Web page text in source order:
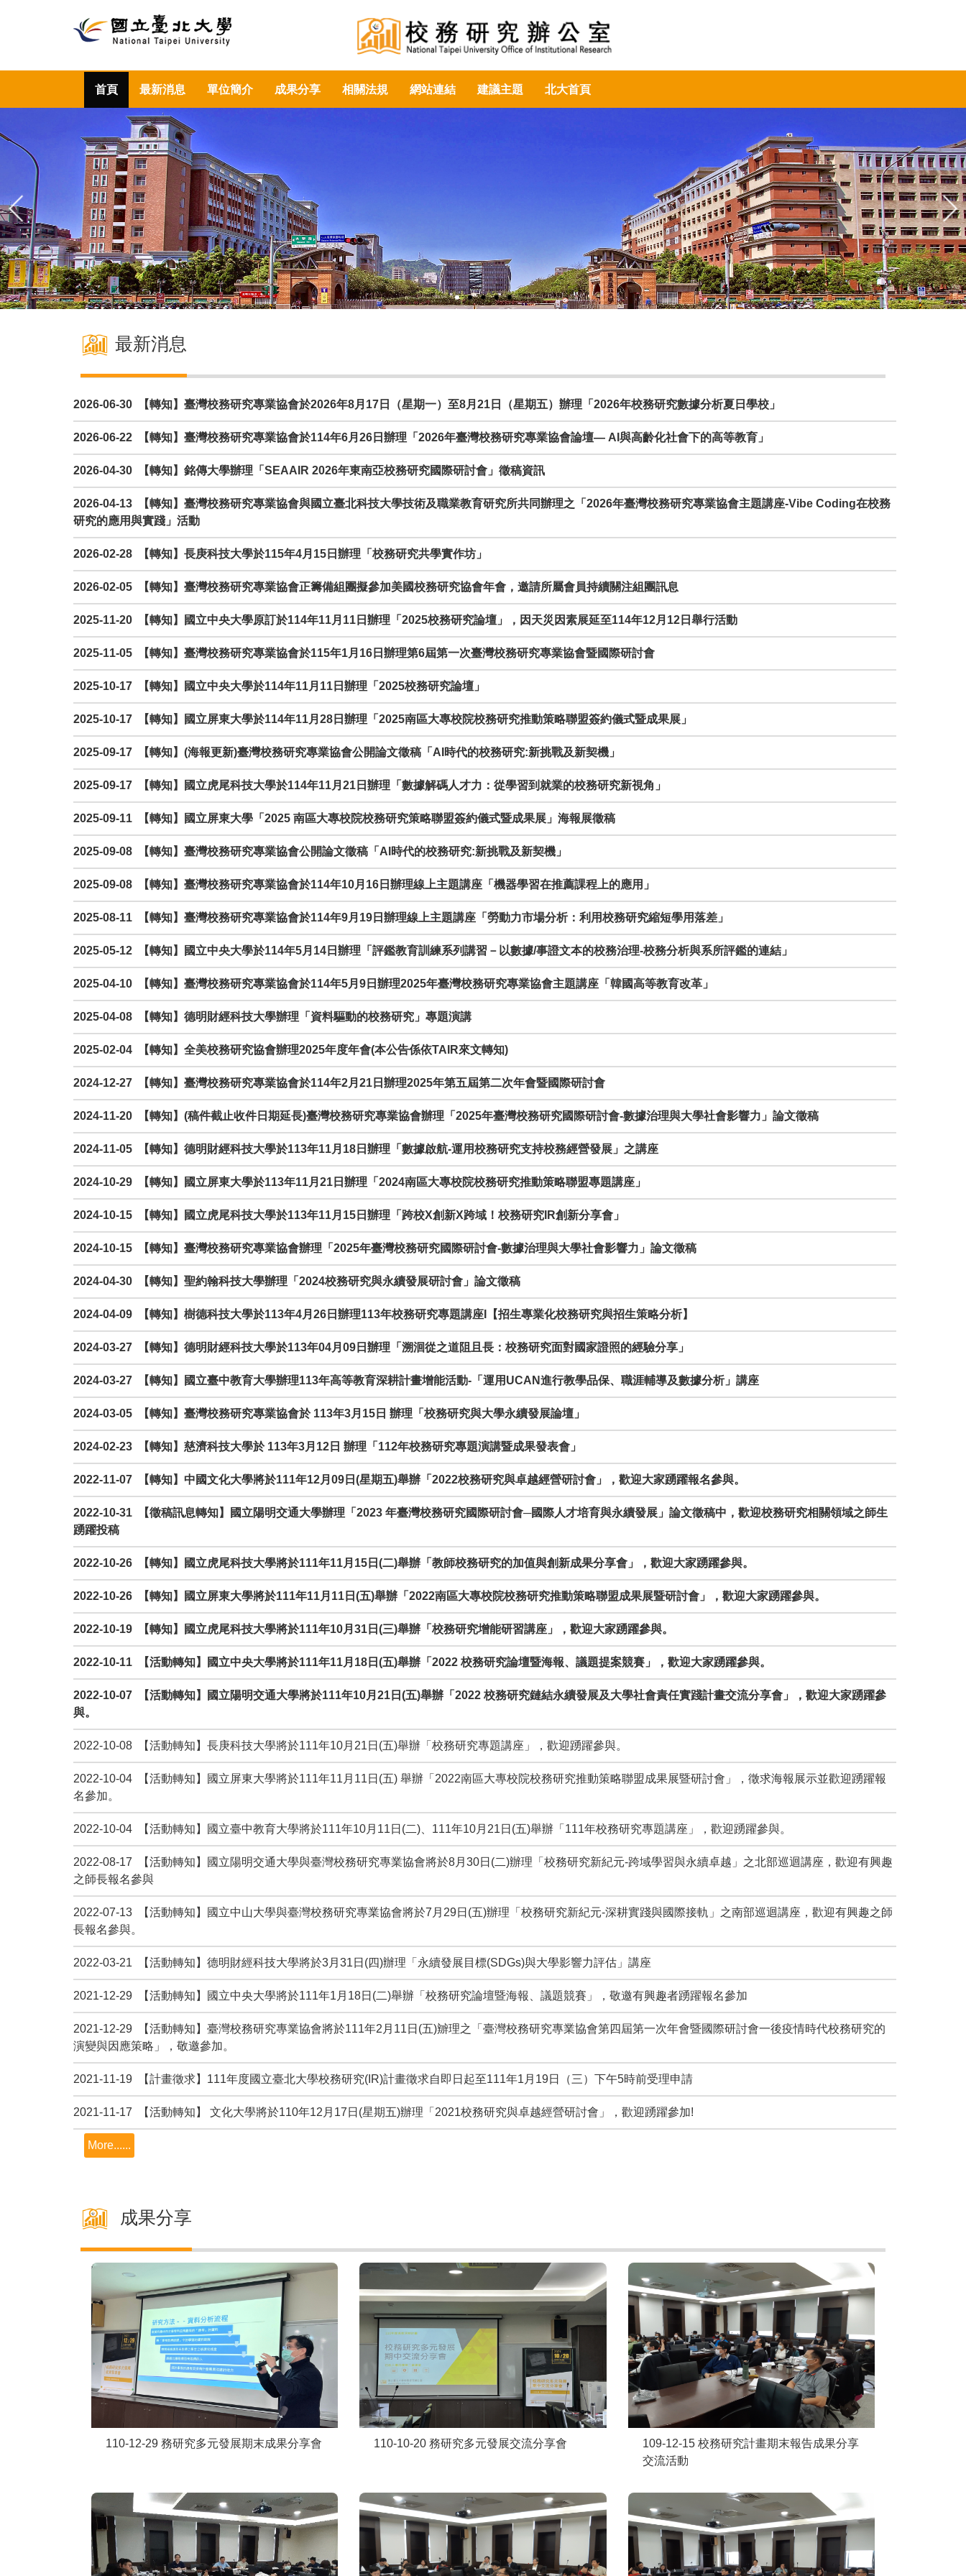
首頁 最新消息 單位簡介 成果分享 相關法規 網站連結 建議主題 北大首頁
最新消息
2026-06-30 【轉知】臺灣校務研究專業協會於2026年8月17日（星期一）至8月21日（星期五）辦理「2026年校務研究數據分析夏日學校」
2026-06-22 【轉知】臺灣校務研究專業協會於114年6月26日辦理「2026年臺灣校務研究專業協會論壇— AI與高齡化社會下的高等教育」
2026-04-30 【轉知】銘傳大學辦理「SEAAIR 2026年東南亞校務研究國際研討會」徵稿資訊
2026-04-13 【轉知】臺灣校務研究專業協會與國立臺北科技大學技術及職業教育研究所共同辦理之「2026年臺灣校務研究專業協會主題講座-Vibe Coding在校務
研究的應用與實踐」活動
2026-02-28 【轉知】長庚科技大學於115年4月15日辦理「校務研究共學實作坊」
2026-02-05 【轉知】臺灣校務研究專業協會正籌備組團擬參加美國校務研究協會年會，邀請所屬會員持續關注組團訊息
2025-11-20 【轉知】國立中央大學原訂於114年11月11日辦理「2025校務研究論壇」，因天災因素展延至114年12月12日舉行活動
2025-11-05 【轉知】臺灣校務研究專業協會於115年1月16日辦理第6屆第一次臺灣校務研究專業協會暨國際研討會
2025-10-17 【轉知】國立中央大學於114年11月11日辦理「2025校務研究論壇」
2025-10-17 【轉知】國立屏東大學於114年11月28日辦理「2025南區大專校院校務研究推動策略聯盟簽約儀式暨成果展」
2025-09-17 【轉知】(海報更新)臺灣校務研究專業協會公開論文徵稿「AI時代的校務研究:新挑戰及新契機」
2025-09-17 【轉知】國立虎尾科技大學於114年11月21日辦理「數據解碼人才力：從學習到就業的校務研究新視角」
2025-09-11 【轉知】國立屏東大學「2025 南區大專校院校務研究策略聯盟簽約儀式暨成果展」海報展徵稿
2025-09-08 【轉知】臺灣校務研究專業協會公開論文徵稿「AI時代的校務研究:新挑戰及新契機」
2025-09-08 【轉知】臺灣校務研究專業協會於114年10月16日辦理線上主題講座「機器學習在推薦課程上的應用」
2025-08-11 【轉知】臺灣校務研究專業協會於114年9月19日辦理線上主題講座「勞動力市場分析：利用校務研究縮短學用落差」
2025-05-12 【轉知】國立中央大學於114年5月14日辦理「評鑑教育訓練系列講習－以數據/事證文本的校務治理-校務分析與系所評鑑的連結」
2025-04-10 【轉知】臺灣校務研究專業協會於114年5月9日辦理2025年臺灣校務研究專業協會主題講座「韓國高等教育改革」
2025-04-08 【轉知】德明財經科技大學辦理「資料驅動的校務研究」專題演講
2025-02-04 【轉知】全美校務研究協會辦理2025年度年會(本公告係依TAIR來文轉知)
2024-12-27 【轉知】臺灣校務研究專業協會於114年2月21日辦理2025年第五屆第二次年會暨國際研討會
2024-11-20 【轉知】(稿件截止收件日期延長)臺灣校務研究專業協會辦理「2025年臺灣校務研究國際研討會-數據治理與大學社會影響力」論文徵稿
2024-11-05 【轉知】德明財經科技大學於113年11月18日辦理「數據啟航-運用校務研究支持校務經營發展」之講座
2024-10-29 【轉知】國立屏東大學於113年11月21日辦理「2024南區大專校院校務研究推動策略聯盟專題講座」
2024-10-15 【轉知】國立虎尾科技大學於113年11月15日辦理「跨校X創新X跨域！校務研究IR創新分享會」
2024-10-15 【轉知】臺灣校務研究專業協會辦理「2025年臺灣校務研究國際研討會-數據治理與大學社會影響力」論文徵稿
2024-04-30 【轉知】聖約翰科技大學辦理「2024校務研究與永續發展研討會」論文徵稿
2024-04-09 【轉知】樹德科技大學於113年4月26日辦理113年校務研究專題講座I【招生專業化校務研究與招生策略分析】
2024-03-27 【轉知】德明財經科技大學於113年04月09日辦理「溯洄從之道阻且長：校務研究面對國家證照的經驗分享」
2024-03-27 【轉知】國立臺中教育大學辦理113年高等教育深耕計畫增能活動-「運用UCAN進行教學品保、職涯輔導及數據分析」講座
2024-03-05 【轉知】臺灣校務研究專業協會於 113年3月15日 辦理「校務研究與大學永續發展論壇」
2024-02-23 【轉知】慈濟科技大學於 113年3月12日 辦理「112年校務研究專題演講暨成果發表會」
2022-11-07 【轉知】中國文化大學將於111年12月09日(星期五)舉辦「2022校務研究與卓越經營研討會」，歡迎大家踴躍報名參與。
2022-10-31 【徵稿訊息轉知】國立陽明交通大學辦理「2023 年臺灣校務研究國際研討會─國際人才培育與永續發展」論文徵稿中，歡迎校務研究相關領域之師生
踴躍投稿
2022-10-26 【轉知】國立虎尾科技大學將於111年11月15日(二)舉辦「教師校務研究的加值與創新成果分享會」，歡迎大家踴躍參與。
2022-10-26 【轉知】國立屏東大學將於111年11月11日(五)舉辦「2022南區大專校院校務研究推動策略聯盟成果展暨研討會」，歡迎大家踴躍參與。
2022-10-19 【轉知】國立虎尾科技大學將於111年10月31日(三)舉辦「校務研究增能研習講座」，歡迎大家踴躍參與。
2022-10-11 【活動轉知】國立中央大學將於111年11月18日(五)舉辦「2022 校務研究論壇暨海報、議題提案競賽」，歡迎大家踴躍參與。
2022-10-07 【活動轉知】國立陽明交通大學將於111年10月21日(五)舉辦「2022 校務研究鏈結永續發展及大學社會責任實踐計畫交流分享會」，歡迎大家踴躍參
與。
2022-10-08 【活動轉知】長庚科技大學將於111年10月21日(五)舉辦「校務研究專題講座」，歡迎踴躍參與。
2022-10-04 【活動轉知】國立屏東大學將於111年11月11日(五) 舉辦「2022南區大專校院校務研究推動策略聯盟成果展暨研討會」，徵求海報展示並歡迎踴躍報
名參加。
2022-10-04 【活動轉知】國立臺中教育大學將於111年10月11日(二)、111年10月21日(五)舉辦「111年校務研究專題講座」，歡迎踴躍參與。
2022-08-17 【活動轉知】國立陽明交通大學與臺灣校務研究專業協會將於8月30日(二)辦理「校務研究新紀元-跨域學習與永續卓越」之北部巡迴講座，歡迎有興趣
之師長報名參與
2022-07-13 【活動轉知】國立中山大學與臺灣校務研究專業協會將於7月29日(五)辦理「校務研究新紀元-深耕實踐與國際接軌」之南部巡迴講座，歡迎有興趣之師
長報名參與。
2022-03-21 【活動轉知】德明財經科技大學將於3月31日(四)辦理「永續發展目標(SDGs)與大學影響力評估」講座
2021-12-29 【活動轉知】國立中央大學將於111年1月18日(二)舉辦「校務研究論壇暨海報、議題競賽」，敬邀有興趣者踴躍報名參加
2021-12-29 【活動轉知】臺灣校務研究專業協會將於111年2月11日(五)辧理之「臺灣校務研究專業協會第四屆第一次年會暨國際研討會一後疫情時代校務研究的
演變與因應策略」，敬邀參加。
2021-11-19 【計畫徵求】111年度國立臺北大學校務研究(IR)計畫徵求自即日起至111年1月19日（三）下午5時前受理申請
2021-11-17 【活動轉知】 文化大學將於110年12月17日(星期五)辦理「2021校務研究與卓越經營研討會」，歡迎踴躍參加!
More......
成果分享
110-12-29 務研究多元發展期末成果分享會 110-10-20 務研究多元發展交流分享會
109-12-15 校務研究計畫期末報告成果分享
交流活動